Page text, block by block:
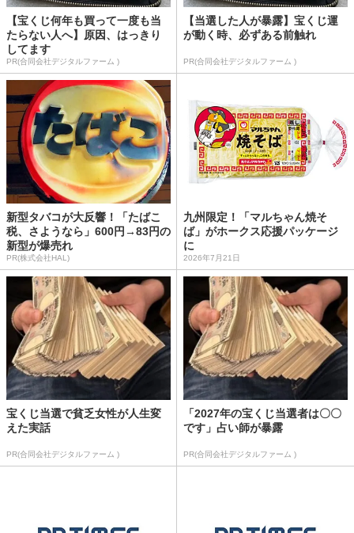
【宝くじ何年も買って一度も当
たらない人へ】原因、はっきり
してます
PR(合同会社デジタルファーム )
【当選した人が暴露】宝くじ運
が動く時、必ずある前触れ
PR(合同会社デジタルファーム )
新型タバコが大反響！「たばこ
税、さようなら」600円→83円の
新型が爆売れ
PR(株式会社HAL)
九州限定！「マルちゃん焼そ
ば」がホークス応援パッケージ
に
2026年7月21日
宝くじ当選で貧乏女性が人生変
えた実話
PR(合同会社デジタルファーム )
「2027年の宝くじ当選者は〇〇
です」占い師が暴露
PR(合同会社デジタルファーム )